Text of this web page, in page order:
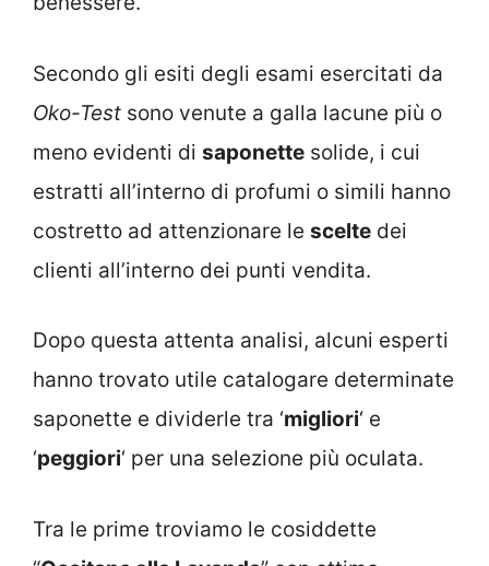
Secondo gli esiti degli esami esercitati da
Oko-Test sono venute a galla lacune più o
meno evidenti di saponette solide, i cui
estratti all’interno di profumi o simili hanno
costretto ad attenzionare le scelte dei
clienti all’interno dei punti vendita.
Dopo questa attenta analisi, alcuni esperti
hanno trovato utile catalogare determinate
saponette e dividerle tra ‘migliori‘ e
‘peggiori‘ per una selezione più oculata.
Tra le prime troviamo le cosiddette